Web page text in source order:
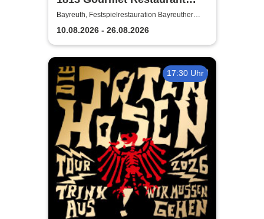
2026
Bayreuth, Festspielrestauration Bayreuther
Festspiele
10.08.2026 - 26.08.2026
17:30 Uhr